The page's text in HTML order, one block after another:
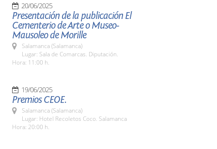
20/06/2025
Presentación de la publicación El
Cementerio de Arte o Museo-
Mausoleo de Morille
Salamanca (Salamanca)
Lugar: Sala de Comarcas. Diputación.
Hora: 11:00 h.
19/06/2025
Premios CEOE.
Salamanca (Salamanca)
Lugar: Hotel Recoletos Coco. Salamanca
Hora: 20:00 h.